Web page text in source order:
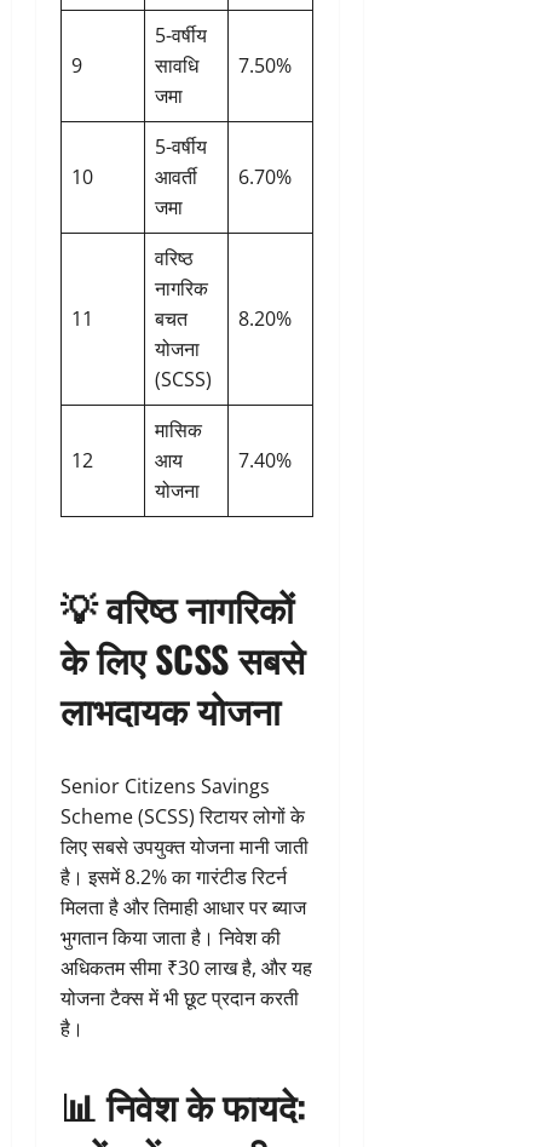
9
5-वर्षीय
सावधि
जमा
7.50%
10
5-वर्षीय
आवर्ती
जमा
6.70%
11
वरिष्ठ
नागरिक
बचत
योजना
(SCSS)
8.20%
12
मासिक
आय
योजना
7.40%
💡वरिष्ठ नागरिकों
के लिए SCSS सबसे
लाभदायक योजना
Senior Citizens Savings
Scheme (SCSS) रिटायर लोगों के
लिए सबसे उपयुक्त योजना मानी जाती
है। इसमें 8.2% का गारंटीड रिटर्न
मिलता है और तिमाही आधार पर ब्याज
भुगतान किया जाता है। निवेश की
अधिकतम सीमा ₹30 लाख है, और यह
योजना टैक्स में भी छूट प्रदान करती
है।
📊निवेश के फायदे: